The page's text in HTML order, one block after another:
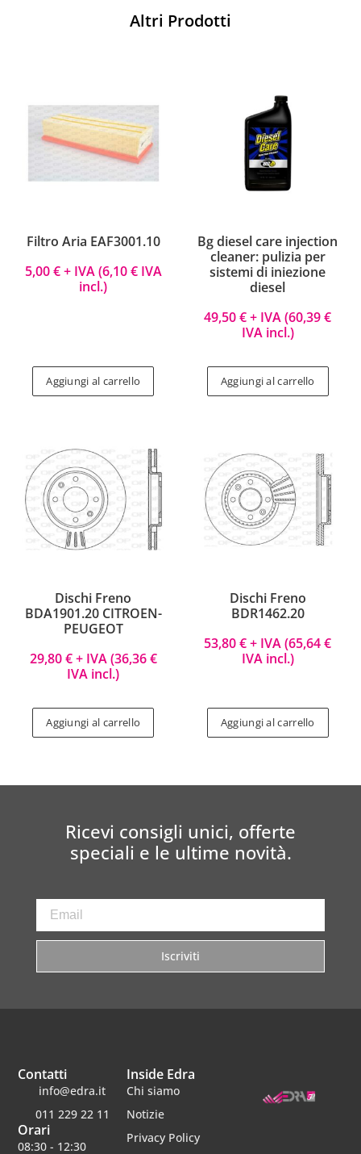
Altri Prodotti
Filtro Aria EAF3001.10
5,00€+ IVA (6,10€IVA
incl.)
Aggiungi al carrello
Bg diesel care injection
cleaner: pulizia per
sistemi di iniezione
diesel
49,50€+ IVA (60,39€
IVA incl.)
Aggiungi al carrello
Dischi Freno
BDA1901.20 CITROEN-
PEUGEOT
29,80€+ IVA (36,36€
IVA incl.)
Aggiungi al carrello
Dischi Freno
BDR1462.20
53,80€+ IVA (65,64€
IVA incl.)
Aggiungi al carrello
Ricevi consigli unici, offerte
speciali e le ultime novità.
Iscriviti
Inside Edra
Chi siamo
Notizie
Privacy Policy
Contatti
info@edra.it
011 229 22 11
Orari
08:30 - 12:30